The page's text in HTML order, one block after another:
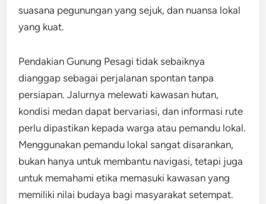
suasana pegunungan yang sejuk, dan nuansa lokal
yang kuat.
Pendakian Gunung Pesagi tidak sebaiknya
dianggap sebagai perjalanan spontan tanpa
persiapan. Jalurnya melewati kawasan hutan,
kondisi medan dapat bervariasi, dan informasi rute
perlu dipastikan kepada warga atau pemandu lokal.
Menggunakan pemandu lokal sangat disarankan,
bukan hanya untuk membantu navigasi, tetapi juga
untuk memahami etika memasuki kawasan yang
memiliki nilai budaya bagi masyarakat setempat.